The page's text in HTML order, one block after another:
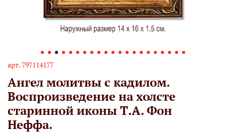
арт. 797114177
Ангел молитвы с кадилом.
Воспроизведение на холсте
старинной иконы Т.А. Фон
Неффа.